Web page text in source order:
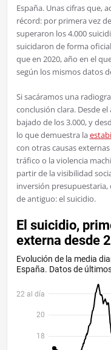
España. Unas cifras que,
récord: por primera vez
superaron los 4.000
suicidaron de forma
que en 2020, año en el
según los mismos datos
Si sacáramos una
conclusión clara. Desde
bajado de los 3.000, y
lo que demuestra la
con otras causas
tráfico o la violencia
partir de la visibilidad
inversión
de antiguo: el suicidio.